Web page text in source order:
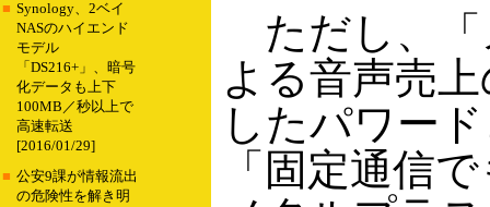
■ Synology、2ベイ
NASのハイエンド
モデル
「DS216+」、暗号
化データも上下
100MB／秒以上で
高速転送
[2016/01/29]
■ 公安9課が情報流出
の危険性を解き明
ただし、「
よる音声売
したパワー
「固定通信